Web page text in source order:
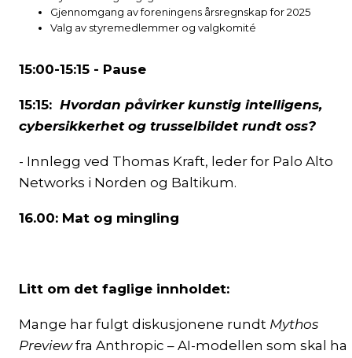
Gjennomgang av foreningens årsregnskap for 2025
Valg av styremedlemmer og valgkomité
15:00-15:15 - Pause
15:15: Hvordan påvirker kunstig intelligens,
cybersikkerhet og trusselbildet rundt oss?
- Innlegg ved Thomas Kraft, leder for Palo Alto
Networks i Norden og Baltikum.
16.00: Mat og mingling
Litt om det faglige innholdet:
Mange har fulgt diskusjonene rundt Mythos
Previewfra Anthropic – AI-modellen som skal ha